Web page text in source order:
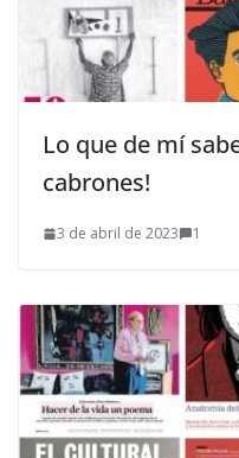
Lo que de mí
cabrones!
3 de abril de 2023 1